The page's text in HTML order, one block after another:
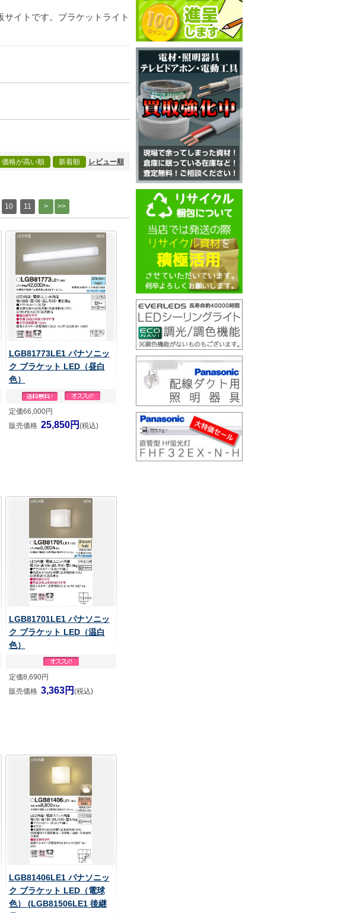
イトです。ブラケットライト
価格が高い順 新着順 レビュー順
10 11
LGB81773LE1 パナソニッ
ク ブラケット LED（昼白
色）
定価66,000円
販売価格 25,850円 (税込)
LGB81701LE1 パナソニッ
ク ブラケット LED（温白
色）
定価8,690円
販売価格 3,363円 (税込)
LGB81406LE1 パナソニッ
ク ブラケット LED（電球
色） (LGB81506LE1 後継